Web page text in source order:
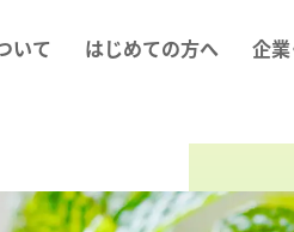
いて はじめての方へ 企